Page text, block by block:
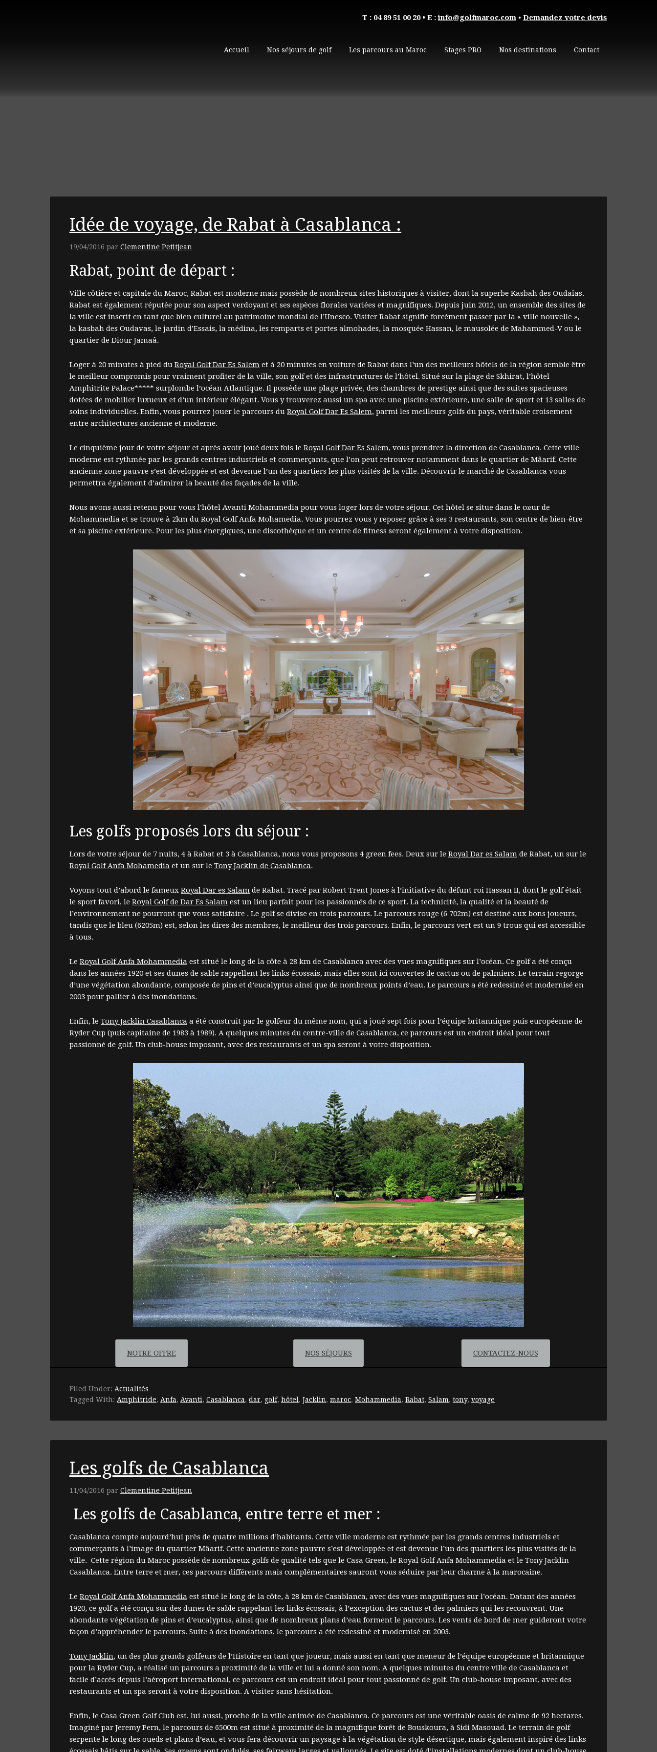
T : 04 89 51 00 20• E :info@golfmaroc.com • Demandez votre devis
Accueil Nos séjours de golf Les parcours au Maroc Stages PRO Nos destinations Contact
Idée de voyage, de Rabat à Casablanca :
19/04/2016 par Clementine Petitjean
Rabat, point de départ :
Ville côtière et capitale du Maroc, Rabat est moderne mais possède de nombreux sites historiques à visiter, dont la superbe Kasbah des Oudaïas.
Rabat est également réputée pour son aspect verdoyant et ses espèces florales variées et magnifiques. Depuis juin 2012, un ensemble des sites de
la ville est inscrit en tant que bien culturel au patrimoine mondial de l’Unesco. Visiter Rabat signifie forcément passer par la « ville nouvelle »,
la kasbah des Oudavas, le jardin d’Essais, la médina, les remparts et portes almohades, la mosquée Hassan, le mausolée de Mahammed-V ou le
quartier de Diour Jamaâ.
Loger à 20 minutes à pied du Royal Golf Dar Es Salem et à 20 minutes en voiture de Rabat dans l’un des meilleurs hôtels de la région semble être
le meilleur compromis pour vraiment profiter de la ville, son golf et des infrastructures de l’hôtel. Situé sur la plage de Skhirat, l’hôtel
Amphitrite Palace***** surplombe l’océan Atlantique. Il possède une plage privée, des chambres de prestige ainsi que des suites spacieuses
dotées de mobilier luxueux et d’un intérieur élégant. Vous y trouverez aussi un spa avec une piscine extérieure, une salle de sport et 13 salles de
soins individuelles. Enfin, vous pourrez jouer le parcours du Royal Golf Dar Es Salem, parmi les meilleurs golfs du pays, véritable croisement
entre architectures ancienne et moderne.
Le cinquième jour de votre séjour et après avoir joué deux fois le Royal Golf Dar Es Salem, vous prendrez la direction de Casablanca. Cette ville
moderne est rythmée par les grands centres industriels et commerçants, que l’on peut retrouver notamment dans le quartier de Mâarif. Cette
ancienne zone pauvre s’est développée et est devenue l’un des quartiers les plus visités de la ville. Découvrir le marché de Casablanca vous
permettra également d’admirer la beauté des façades de la ville.
Nous avons aussi retenu pour vous l’hôtel Avanti Mohammedia pour vous loger lors de votre séjour. Cet hôtel se situe dans le cœur de
Mohammedia et se trouve à 2km du Royal Golf Anfa Mohamedia. Vous pourrez vous y reposer grâce à ses 3 restaurants, son centre de bien-être
et sa piscine extérieure. Pour les plus énergiques, une discothèque et un centre de fitness seront également à votre disposition.
Les golfs proposés lors du séjour :
Lors de votre séjour de 7 nuits, 4 à Rabat et 3 à Casablanca, nous vous proposons 4 green fees. Deux sur le Royal Dar es Salam de Rabat, un sur le
Royal Golf Anfa Mohamedia et un sur le Tony Jacklin de Casablanca.
Voyons tout d’abord le fameux Royal Dar es Salam de Rabat. Tracé par Robert Trent Jones à l’initiative du défunt roi Hassan II, dont le golf était
le sport favori, le Royal Golf de Dar Es Salam est un lieu parfait pour les passionnés de ce sport. La technicité, la qualité et la beauté de
l’environnement ne pourront que vous satisfaire . Le golf se divise en trois parcours. Le parcours rouge (6 702m) est destiné aux bons joueurs,
tandis que le bleu (6205m) est, selon les dires des membres, le meilleur des trois parcours. Enfin, le parcours vert est un 9 trous qui est accessible
à tous.
Le Royal Golf Anfa Mohammedia est situé le long de la côte à 28 km de Casablanca avec des vues magnifiques sur l’océan. Ce golf a été conçu
dans les années 1920 et ses dunes de sable rappellent les links écossais, mais elles sont ici couvertes de cactus ou de palmiers. Le terrain regorge
d’une végétation abondante, composée de pins et d’eucalyptus ainsi que de nombreux points d’eau. Le parcours a été redessiné et modernisé en
2003 pour pallier à des inondations.
Enfin, le Tony Jacklin Casablanca a été construit par le golfeur du même nom, qui a joué sept fois pour l’équipe britannique puis européenne de
Ryder Cup (puis capitaine de 1983 à 1989). A quelques minutes du centre-ville de Casablanca, ce parcours est un endroit idéal pour tout
passionné de golf. Un club-house imposant, avec des restaurants et un spa seront à votre disposition.
NOTRE OFFRE NOS SÉJOURS CONTACTEZ-NOUS
Filed Under: Actualités
Tagged With: Amphitride, Anfa, Avanti, Casablanca, dar, golf, hôtel, Jacklin, maroc, Mohammedia, Rabat, Salam, tony, voyage
Les golfs de Casablanca
11/04/2016 par Clementine Petitjean
Les golfs de Casablanca, entre terre et mer :
Casablanca compte aujourd’hui près de quatre millions d’habitants. Cette ville moderne est rythmée par les grands centres industriels et
commerçants à l’image du quartier Mâarif. Cette ancienne zone pauvre s’est développée et est devenue l’un des quartiers les plus visités de la
ville. Cette région du Maroc possède de nombreux golfs de qualité tels que le Casa Green, le Royal Golf Anfa Mohammedia et le Tony Jacklin
Casablanca. Entre terre et mer, ces parcours différents mais complémentaires sauront vous séduire par leur charme à la marocaine.
Le Royal Golf Anfa Mohammedia est situé le long de la côte, à 28 km de Casablanca, avec des vues magnifiques sur l’océan. Datant des années
1920, ce golf a été conçu sur des dunes de sable rappelant les links écossais, à l’exception des cactus et des palmiers qui les recouvrent. Une
abondante végétation de pins et d’eucalyptus, ainsi que de nombreux plans d’eau forment le parcours. Les vents de bord de mer guideront votre
façon d’appréhender le parcours. Suite à des inondations, le parcours a été redessiné et modernisé en 2003.
Tony Jacklin, un des plus grands golfeurs de l’Histoire en tant que joueur, mais aussi en tant que meneur de l’équipe européenne et britannique
pour la Ryder Cup, a réalisé un parcours a proximité de la ville et lui a donné son nom. A quelques minutes du centre ville de Casablanca et
facile d’accès depuis l’aéroport international, ce parcours est un endroit idéal pour tout passionné de golf. Un club-house imposant, avec des
restaurants et un spa seront à votre disposition. A visiter sans hésitation.
Enfin, le Casa Green Golf Club est, lui aussi, proche de la ville animée de Casablanca. Ce parcours est une véritable oasis de calme de 92 hectares.
Imaginé par Jeremy Pern, le parcours de 6500m est situé à proximité de la magnifique forêt de Bouskoura, à Sidi Masouad. Le terrain de golf
serpente le long des oueds et plans d’eau, et vous fera découvrir un paysage à la végétation de style désertique, mais également inspiré des links